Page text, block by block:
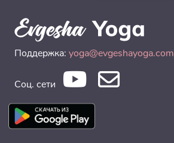
Поддержка: yoga@evgeshayoga.com
Соц. сети